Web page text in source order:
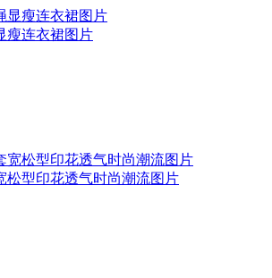
瘦连衣裙图片
松型印花透气时尚潮流图片